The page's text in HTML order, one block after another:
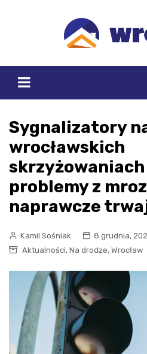
Sygnalizatory
wrocławskich
problemy z
naprawcze
Kamil Sośniak
8 grudnia,
Aktualności, Na drodze, Wrocław